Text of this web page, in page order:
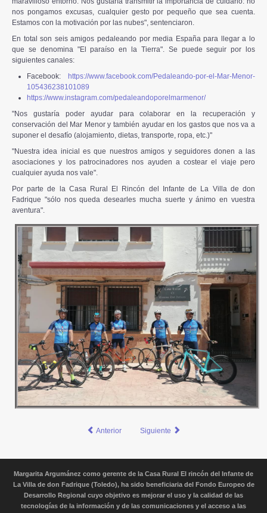
nos pongamos excusas, cualquier gesto por pequeño que sea cuenta.
Estamos con la motivación por las nubes", sentenciaron.
En total son seis amigos pedaleando por media España para llegar a lo
que se denomina "El paraíso en la Tierra". Se puede seguir por los
siguientes canales:
Facebook:
https://www.facebook.com/Pedaleando-por-el-Mar-Menor-
105436238101089
https://www.instagram.com/pedaleandoporelmarmenor/
"Nos gustaría poder ayudar para colaborar en la recuperación y
conservación del Mar Menor y también ayudar en los gastos que nos va a
suponer el desafío (alojamiento, dietas, transporte, ropa, etc.)"
"Nuestra idea inicial es que nuestros amigos y seguidores donen a las
asociaciones y los patrocinadores nos ayuden a costear el viaje pero
cualquier ayuda nos vale".
Por parte de la Casa Rural El Rincón del Infante de La Villa de don
Fadrique "sólo nos queda desearles mucha suerte y ánimo en vuestra
aventura".
Anterior Siguiente
Margarita Argumánez como gerente de la Casa Rural El rincón del Infante de
La Villa de don Fadrique (Toledo), ha sido beneficiaria del Fondo Europeo de
Desarrollo Regional cuyo objetivo es mejorar el uso y la calidad de las
tecnologías de la información y de las comunicaciones y el acceso a las